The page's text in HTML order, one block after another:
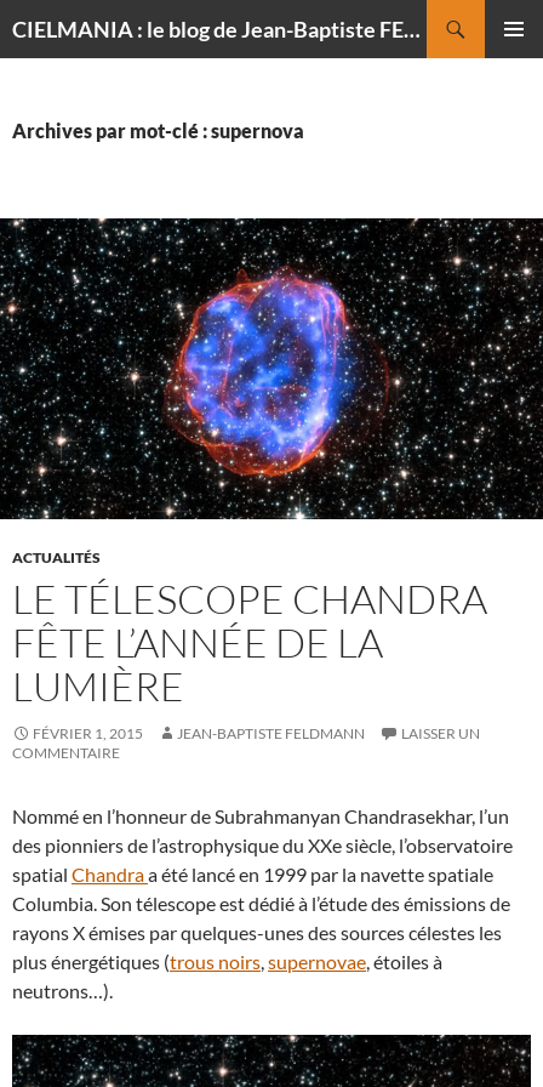
CIELMANIA : le blog de Jean-Baptiste FELDMANN, photographe du ciel
Archives par mot-clé : supernova
ACTUALITÉS
LE TÉLESCOPE CHANDRA
FÊTE L’ANNÉE DE LA
LUMIÈRE
FÉVRIER 1, 2015 JEAN-BAPTISTE FELDMANN
LAISSER UN
COMMENTAIRE
Nommé en l’honneur de Subrahmanyan Chandrasekhar, l’un
des pionniers de l’astrophysique du XXe siècle, l’observatoire
spatial Chandraa été lancé en 1999 par la navette spatiale
Columbia. Son télescope est dédié à l’étude des émissions de
rayons X émises par quelques-unes des sources célestes les
plus énergétiques (trous noirs,supernovae, étoiles à
neutrons…).